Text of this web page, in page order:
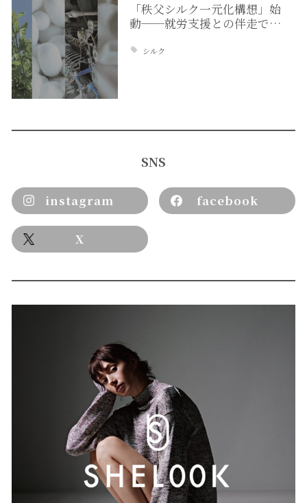
「秩父シルク一元化構想」始
動──就労支援との伴走で…
シルク
SNS
instagram facebook
X